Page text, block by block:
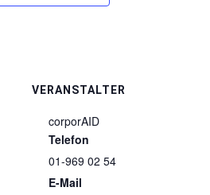
VERANSTALTER
corporAID
Telefon
01-969 02 54
E-Mail